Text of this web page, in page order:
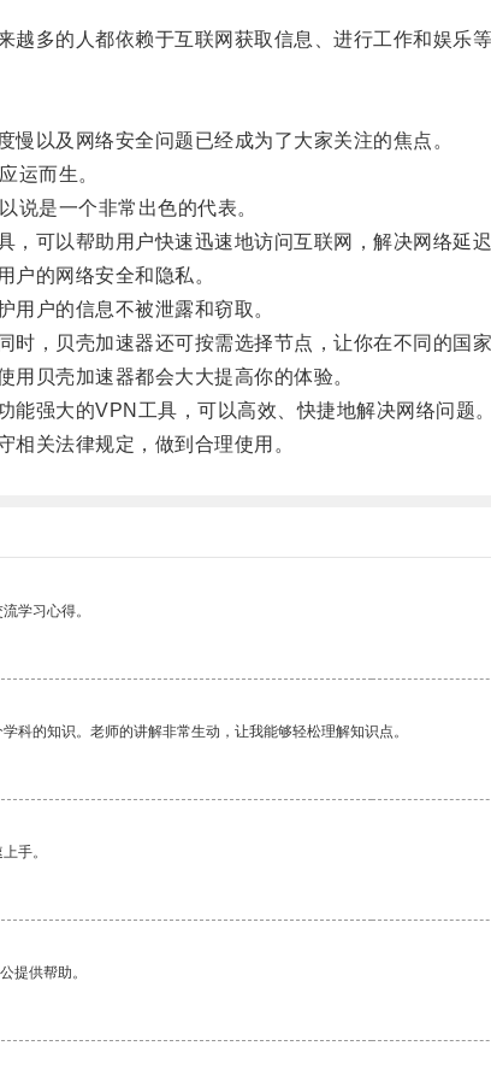
多的人都依赖于互联网获取信息、进行工作和娱乐等
以及网络安全问题已经成为了大家关注的焦点。
而生。
是一个非常出色的代表。
可以帮助用户快速迅速地访问互联网，解决网络延迟
的网络安全和隐私。
户的信息不被泄露和窃取。
，贝壳加速器还可按需选择节点，让你在不同的国
贝壳加速器都会大大提高你的体验。
强大的VPN工具，可以高效、快捷地解决网络问题。
关法律规定，做到合理使用。
学习心得。
科的知识。老师的讲解非常生动，让我能够轻松理解知识点。
手。
提供帮助。